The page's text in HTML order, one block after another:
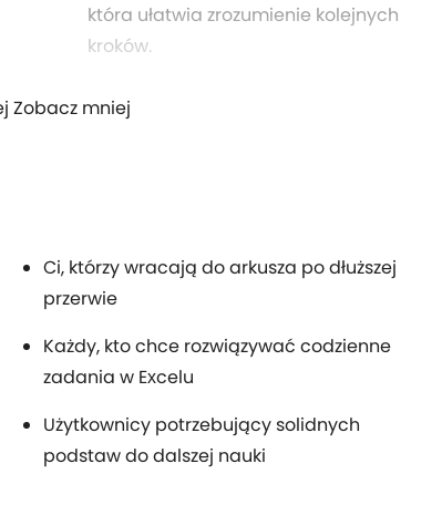
która ułatwia zrozumienie kolejnych
kroków.
Zobacz mniej
Ci, którzy wracają do arkusza po dłuższej
przerwie
Każdy, kto chce rozwiązywać codzienne
zadania w Excelu
Użytkownicy potrzebujący solidnych
podstaw do dalszej nauki